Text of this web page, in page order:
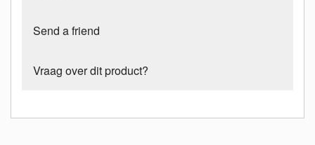
Send a friend
Vraag over dit product?